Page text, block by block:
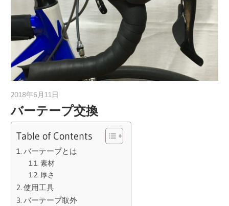
2018年6月11日
バーテープ交換
Table of Contents
バーテープとは
素材
厚さ
使用工具
バーテープ取外